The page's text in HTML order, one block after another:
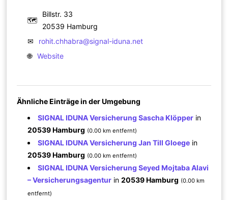
🗺
Billstr. 33
20539 Hamburg
✉
rohit.chhabra@signal-iduna.net
🌐 Website
Ähnliche Einträge in der Umgebung
SIGNAL IDUNA Versicherung Sascha Klöpper in
20539 Hamburg (0.00 km entfernt)
SIGNAL IDUNA Versicherung Jan Till Gloege in
20539 Hamburg (0.00 km entfernt)
SIGNAL IDUNA Versicherung Seyed Mojtaba Alavi
– Versicherungsagentur in20539 Hamburg (0.00 km
entfernt)